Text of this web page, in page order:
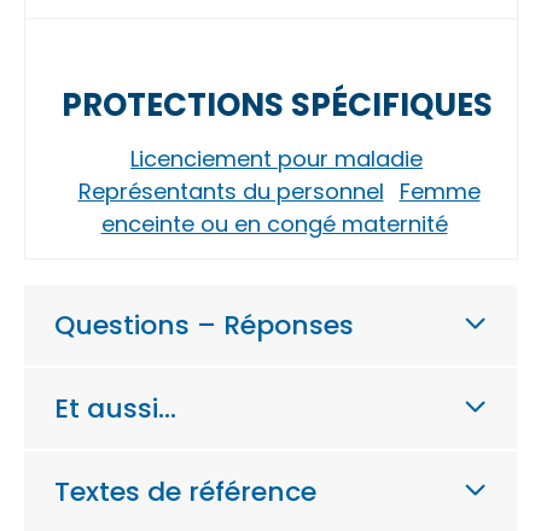
PROTECTIONS SPÉCIFIQUES
Licenciement pour maladie
Représentants du personnel Femme
enceinte ou en congé maternité
Questions – Réponses
Et aussi…
Textes de référence